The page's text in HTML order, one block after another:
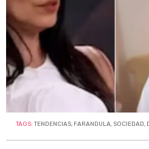
TAGS: TENDENCIAS, FARANDULA, SOCIEDAD,